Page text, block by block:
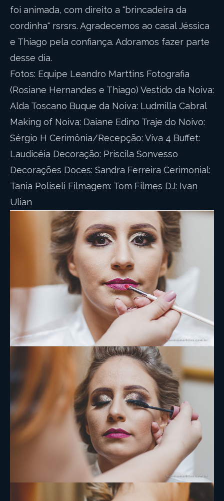
foi animada, com direito a "brincadeira da
cordinha" rsrsrs. Agradecemos ao casal Jéssica
e Thiago pela confiança. Adoramos fazer parte
desse dia.
Fotos: Equipe Leandro Marttins Fotografia
(Rosiane Hernandes e Thiago) Vestido da Noiva:
Alda Toscano Buque da Noiva: Ludmilla Cabral
Making of Noiva: Daiane Edino Traje do Noivo:
Sérgio H Cerimônia/Recepção: Viva 4 Buffet:
Laudicéia Decoração: Priscila Sonvesso
Decorações Doces: Sandra Ferreira Cerimonial:
Tania Poliseli Filmagem: Tom Filmes DJ: Ivan
Ulian